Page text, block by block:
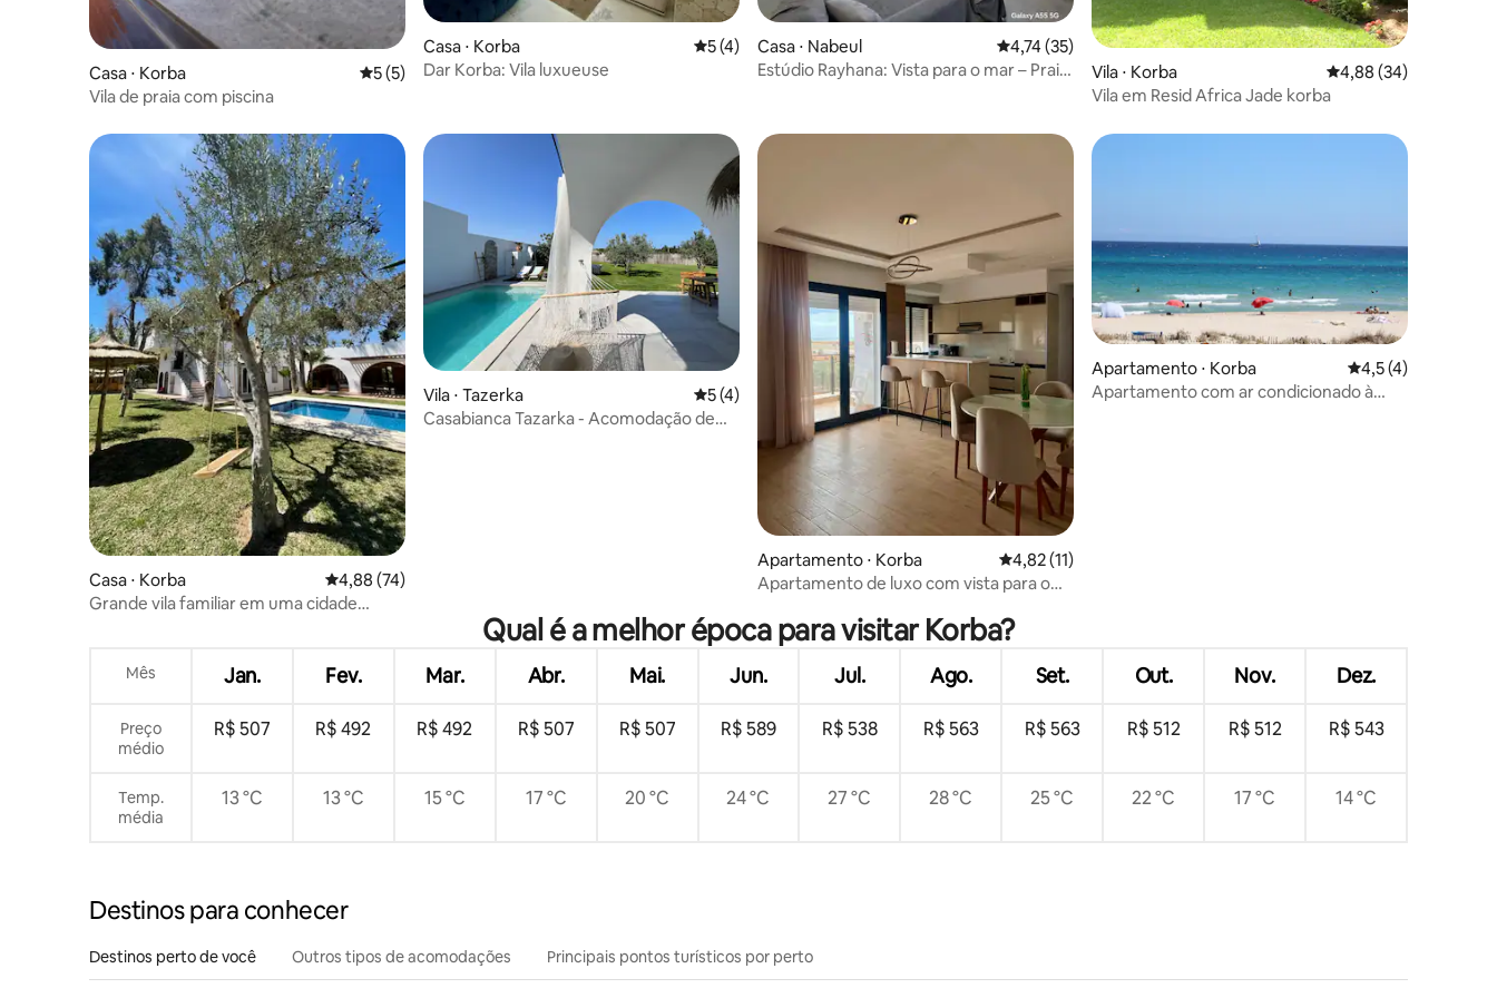
Casa ⋅ Korba 5 de uma avaliação média de 5, 5 avaliações
5 (5)
Vila de praia com piscina
Casa ⋅ Korba 5 de uma avaliação média de 5, 4 avaliações
5 (4)
Dar Korba: Vila luxueuse
Casa ⋅ Nabeul‎ 4,74 de uma avaliação média de 5, 35 avaliações
4,74 (35)
Estúdio Rayhana: Vista para o mar – Praia
Vila ⋅ Korba 4,88 de uma
4,88 (34)
Vila em Resid Africa Jade korba
Casa ⋅ Korba 4,88 de uma avaliação média de 5, 74 avaliações
4,88 (74)
Grande vila familiar em uma cidade
Vila ⋅ Tazerka 5 de uma avaliação média de 5, 4 avaliações
5 (4)
Casabianca Tazarka - Acomodação de
Apartamento ⋅ Korba 4,82 de uma avaliação média de 5, 11 avaliações
4,82 (11)
Apartamento de luxo com vista para o
Apartamento ⋅ Korba 4,5 de uma
4,5 (4)
Apartamento com ar condicionado à
Qual é a melhor época para visitar Korba?
Mês Jan. Fev. Mar. Abr. Mai. Jun. Jul. Ago. Set. Out. Nov. Dez.
Preço
médio
R$ 507 R$ 492 R$ 492 R$ 507 R$ 507 R$ 589 R$ 538 R$ 563 R$ 563 R$ 512 R$ 512 R$ 543
Temp.
média
13 °C 13 °C 15 °C 17 °C 20 °C 24 °C 27 °C 28 °C 25 °C 22 °C 17 °C 14 °C
Destinos para conhecer
Destinos perto de você Outros tipos de acomodações Principais pontos turísticos por perto